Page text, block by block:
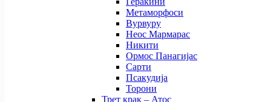
Метаморфоси
Вурвуру
Неос Мармарас
Никити
Ормос Панагијас
Сарти
Псакудија
Торони
Трет крак – Атос